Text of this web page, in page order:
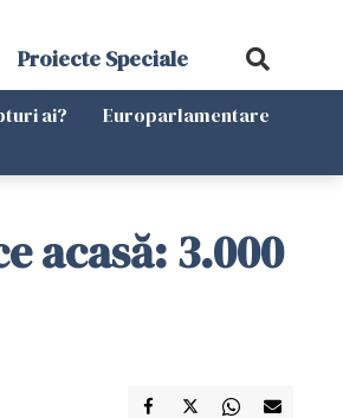
Proiecte Speciale
ai?
Europarlamentare
acasă: 3.000